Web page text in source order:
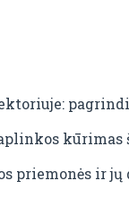
priemonės ir jų